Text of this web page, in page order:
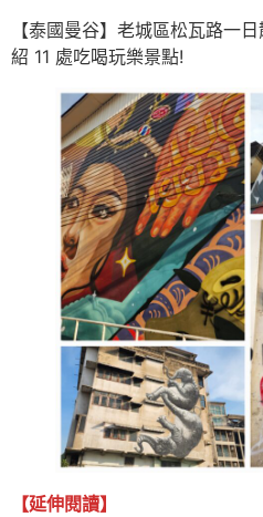
【泰國曼谷】老城區松瓦路一
紹 11 處吃喝玩樂景點!
【延伸閱讀】